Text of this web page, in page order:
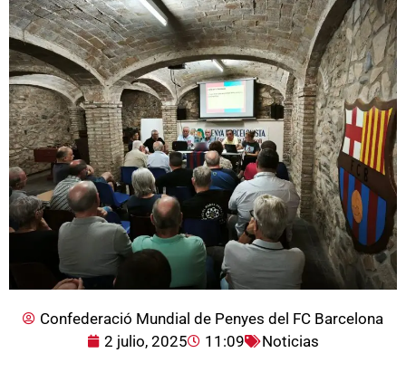
Confederació Mundial de Penyes del FC Barcelona
2 julio, 2025
11:09 Noticias